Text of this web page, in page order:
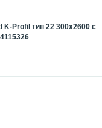
K-Profil тип 22 300x2600 с